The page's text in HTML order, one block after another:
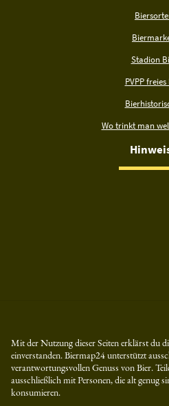
Stadion
PVPP
Wo trinkt man
Mit der Nutzung dieser Seiten erklärst du
einverstanden. Biermap24 unterstützt
verantwortungsvollen Genuss von Bier.
ausschließlich mit Personen, die alt genug
konsumieren.